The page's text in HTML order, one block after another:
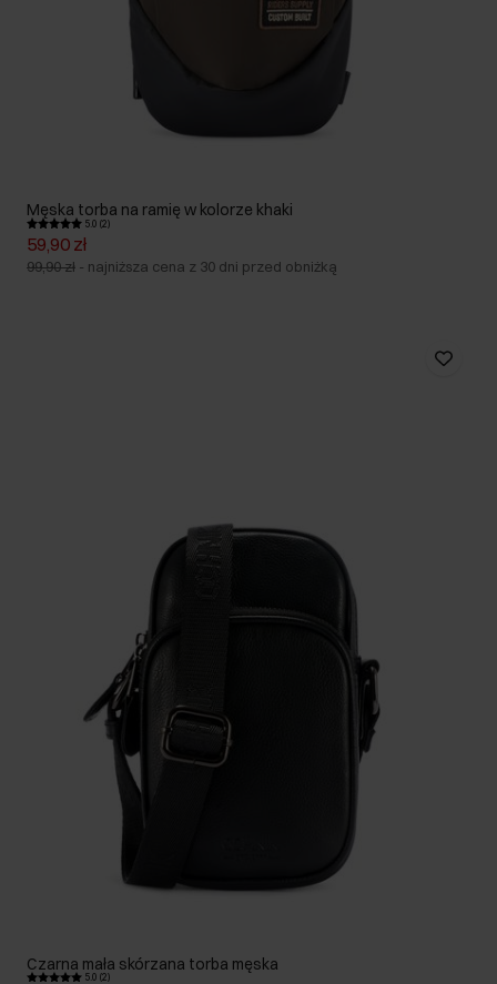
Męska torba na ramię w kolorze khaki
5.0 (2)
59,90 zł
99,90 zł - najniższa cena z 30 dni przed obniżką
Czarna mała skórzana torba męska
5.0 (2)